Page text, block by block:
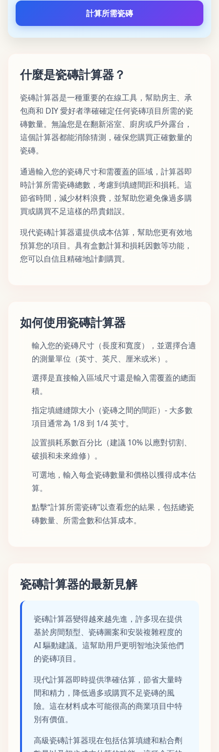
計算所需瓷磚
什麼是瓷磚計算器？
瓷磚計算器是一種重要的在線工具，幫助房主、承
包商和 DIY 愛好者準確確定任何瓷磚項目所需的瓷
磚數量。無論您是在翻新浴室、廚房或戶外露台，
這個計算器都能消除猜測，確保您購買正確數量的
瓷磚。
通過輸入您的瓷磚尺寸和需覆蓋的區域，計算器即
時計算所需瓷磚總數，考慮到填縫間距和損耗。這
節省時間，減少材料浪費，並幫助您避免像過多購
買或購買不足這樣的昂貴錯誤。
現代瓷磚計算器還提供成本估算，幫助您更有效地
預算您的項目。具有盒數計算和損耗因數等功能，
您可以自信且精確地計劃購買。
如何使用瓷磚計算器
輸入您的瓷磚尺寸（長度和寬度），並選擇合適
的測量單位（英寸、英尺、厘米或米）。
選擇是直接輸入區域尺寸還是輸入需覆蓋的總面
積。
指定填縫縫隙大小（瓷磚之間的間距）- 大多數
項目通常為 1/8 到 1/4 英寸。
設置損耗系數百分比（建議 10% 以應對切割、
破損和未來維修）。
可選地，輸入每盒瓷磚數量和價格以獲得成本估
算。
點擊“計算所需瓷磚”以查看您的結果，包括總瓷
磚數量、所需盒數和估算成本。
瓷磚計算器的最新見解
瓷磚計算器變得越來越先進，許多現在提供
基於房間類型、瓷磚圖案和安裝複雜程度的
AI 驅動建議。這幫助用戶更明智地決策他們
的瓷磚項目。
現代計算器即時提供準確估算，節省大量時
間和精力，降低過多或購買不足瓷磚的風
險。這在材料成本可能很高的商業項目中特
別有價值。
高級瓷磚計算器現在包括估算填縫和粘合劑